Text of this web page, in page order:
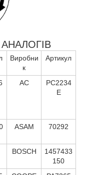
Виробни
к
Артикул
AC
PC2234
E
ASAM 70292
BOSCH
1457433
150